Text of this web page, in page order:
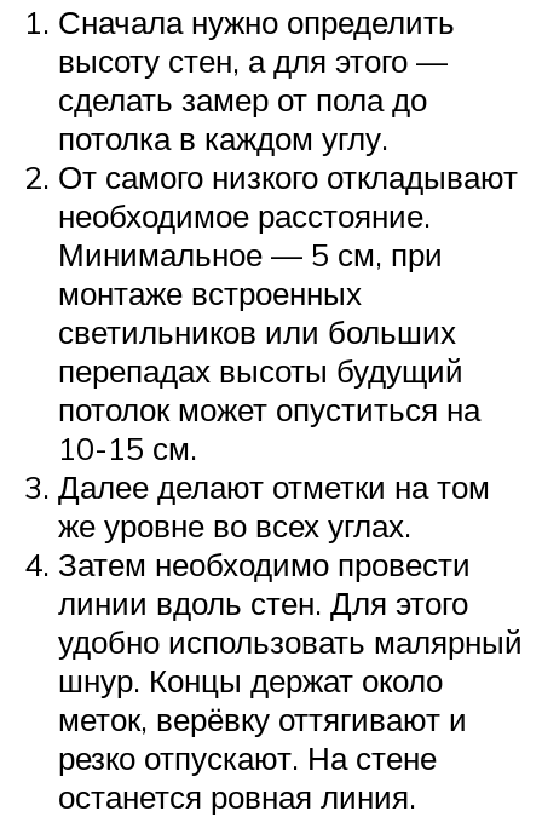
Сначала нужно определить
высоту стен, а для этого —
сделать замер от пола до
потолка в каждом углу.
От самого низкого откладывают
необходимое расстояние.
Минимальное — 5 см, при
монтаже встроенных
светильников или больших
перепадах высоты будущий
потолок может опуститься на
10-15 см.
Далее делают отметки на том
же уровне во всех углах.
Затем необходимо провести
линии вдоль стен. Для этого
удобно использовать малярный
шнур. Концы держат около
меток, верёвку оттягивают и
резко отпускают. На стене
останется ровная линия.